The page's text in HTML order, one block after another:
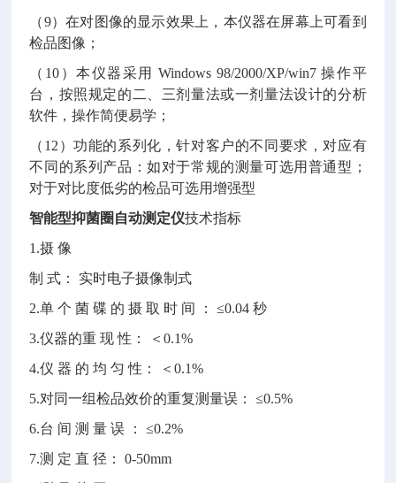
（9）在对图像的显示效果上，本仪器在屏幕上可看到
检品图像；
（ 10）本仪器采用 Windows 98/2000/XP/win7 操作平
台，按照规定的二、三剂量法或一剂量法设计的分析
软件，操作简便易学；
（ 12）功能的系列化，针对客户的不同要求，对应有
不同的系列产品：如对于常规的测量可选用普通型；
对于对比度低劣的检品可选用增强型
智能型抑菌圈自动测定仪技术指标
1.摄 像
制 式：
实时电子摄像制式
2.单 个 菌 碟 的 摄 取 时 间 ： ≤0.04 秒
3.仪器的重 现 性： ＜0.1%
4.仪 器 的 均 匀 性： ＜0.1%
5.对同一组检品效价的重复测量误： ≤0.5%
6.台 间 测 量 误 ： ≤0.2%
7.测 定 直 径： 0-50mm